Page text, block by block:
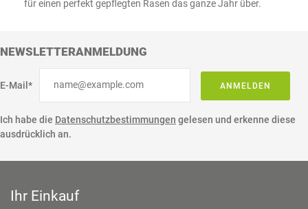
für einen perfekt gepflegten Rasen das ganze Jahr über.
NEWSLETTERANMELDUNG
E-Mail* ANMELDEN
Ich habe die Datenschutzbestimmungen gelesen und erkenne diese
ausdrücklich an.
Ihr Einkauf